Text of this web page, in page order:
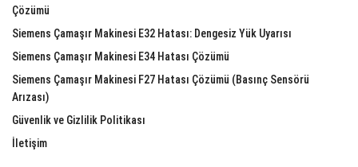
Çözümü
Siemens Çamaşır Makinesi E32 Hatası: Dengesiz Yük Uyarısı
Siemens Çamaşır Makinesi E34 Hatası Çözümü
Siemens Çamaşır Makinesi F27 Hatası Çözümü (Basınç Sensörü
Arızası)
Güvenlik ve Gizlilik Politikası
İletişim